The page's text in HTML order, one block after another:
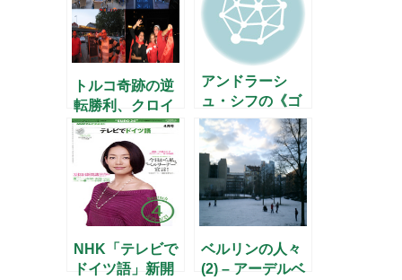
トルコ奇跡の逆
転勝利、クロイ
ツベルクは大騒
ぎ
アンドラーシ
ュ・シフの《ゴ
ルトベルク変奏
曲》
NHK「テレビで
ドイツ語」新開
ベルリンの人々
(2) – アーデルベ